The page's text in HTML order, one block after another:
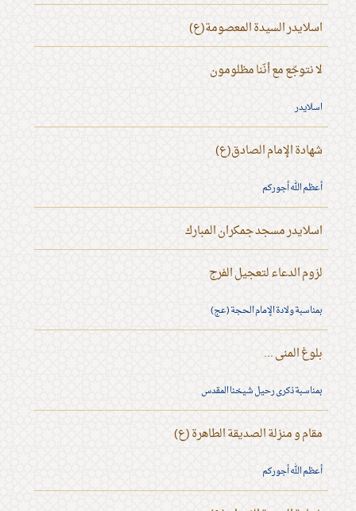
اسلايدر السيدة المعصومة(ع)
لا نتوجّع مع أنّنا مظلومون
اسلايدر
شهادة الإمام الصادق(ع)
أعظم الله أجوركم
اسلايدر مسجد جمكران المبارك
لزوم الدعاء لتعجيل الفرج
بمناسبة ولادة الإمام الحجة (عج)
بلوغ المنى ...
بمناسبة ذكرى رحيل شيخنا المقدس
مقام و منزلة الصديقة الطاهرة (ع)
أعظم الله أجوركم